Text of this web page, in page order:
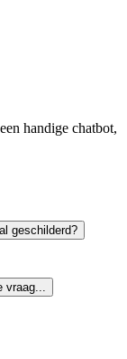
handige chatbot,
geschilderd?
vraag...